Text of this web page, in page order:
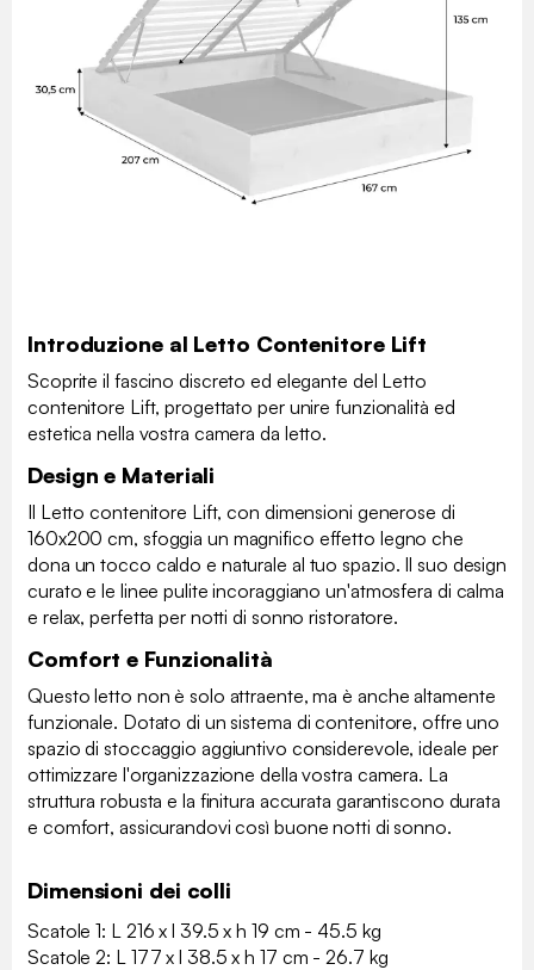
Introduzione al Letto Contenitore Lift
Scoprite il fascino discreto ed elegante del Letto
contenitore Lift, progettato per unire funzionalità ed
estetica nella vostra camera da letto.
Design e Materiali
Il Letto contenitore Lift, con dimensioni generose di
160x200 cm, sfoggia un magnifico effetto legno che
dona un tocco caldo e naturale al tuo spazio. Il suo design
curato e le linee pulite incoraggiano un'atmosfera di calma
e relax, perfetta per notti di sonno ristoratore.
Comfort e Funzionalità
Questo letto non è solo attraente, ma è anche altamente
funzionale. Dotato di un sistema di contenitore, offre uno
spazio di stoccaggio aggiuntivo considerevole, ideale per
ottimizzare l'organizzazione della vostra camera. La
struttura robusta e la finitura accurata garantiscono durata
e comfort, assicurandovi così buone notti di sonno.
Dimensioni dei colli
Scatole 1: L 216 x l 39.5 x h 19 cm - 45.5 kg
Scatole 2: L 177 x l 38.5 x h 17 cm - 26.7 kg